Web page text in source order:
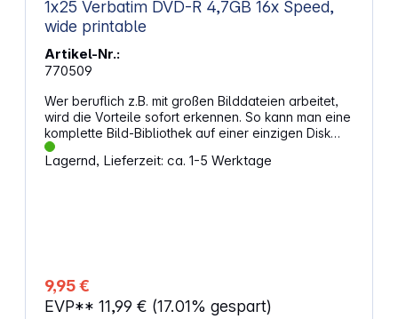
1x25 Verbatim DVD-R 4,7GB 16x Speed,
wide printable
Artikel-Nr.:
770509
Wer beruflich z.B. mit großen Bilddateien arbeitet,
wird die Vorteile sofort erkennen. So kann man eine
komplette Bild-Bibliothek auf einer einzigen Disk
speichern, und es ist kein Problem mehr,
umfangreiche Multimedia-Dateien gemeinsam zu
Archivierungslebenszeit Lesekompatibel mit DVD-
ROM-Laufwerken und DVD-Videoplayern Incl.
Innenring bedruckbar
Lagernd, Lieferzeit: ca. 1-5 Werktage
9,95 €
EVP** 11,99 € (17.01% gespart)